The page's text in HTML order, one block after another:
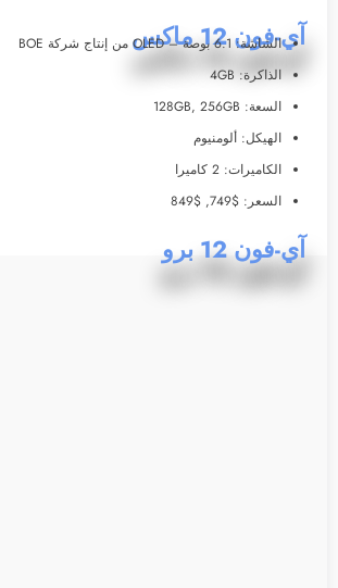
آي-فون 12 ماكس
الشاشة: 6.1 بوصة – OLED من إنتاج شركة BOE
الذاكرة: 4GB
السعة: 128GB, 256GB
الهيكل: ألومنيوم
الكاميرات: 2 كاميرا
السعر: $749, $849
آي-فون 12 برو